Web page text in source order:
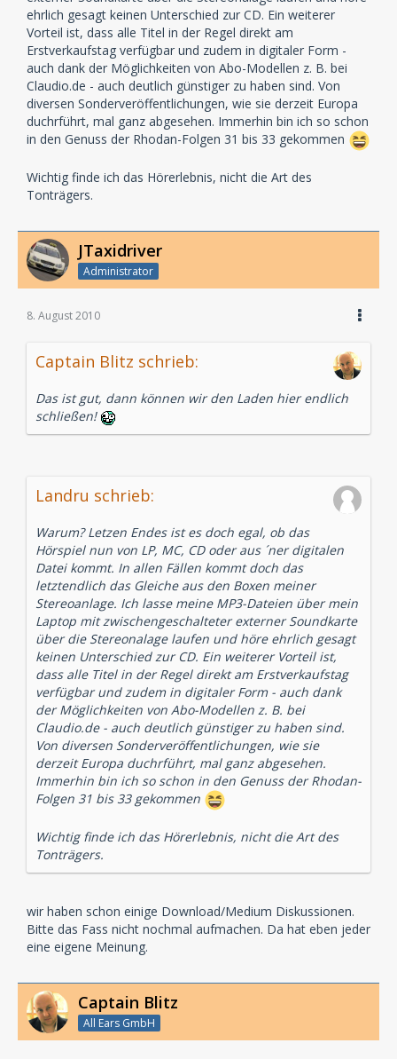
ehrlich gesagt keinen Unterschied zur CD. Ein weiterer
Vorteil ist, dass alle Titel in der Regel direkt am
Erstverkaufstag verfügbar und zudem in digitaler Form -
auch dank der Möglichkeiten von Abo-Modellen z. B. bei
Claudio.de - auch deutlich günstiger zu haben sind. Von
diversen Sonderveröffentlichungen, wie sie derzeit Europa
duchrführt, mal ganz abgesehen. Immerhin bin ich so schon
in den Genuss der Rhodan-Folgen 31 bis 33 gekommen
Wichtig finde ich das Hörerlebnis, nicht die Art des
Tonträgers.
JTaxidriver
Administrator
8. August 2010
Captain Blitz schrieb:
Das ist gut, dann können wir den Laden hier endlich
schließen!
Landru schrieb:
Warum? Letzen Endes ist es doch egal, ob das
Hörspiel nun von LP, MC, CD oder aus ´ner digitalen
Datei kommt. In allen Fällen kommt doch das
letztendlich das Gleiche aus den Boxen meiner
Stereoanlage. Ich lasse meine MP3-Dateien über mein
Laptop mit zwischengeschalteter externer Soundkarte
über die Stereonalage laufen und höre ehrlich gesagt
keinen Unterschied zur CD. Ein weiterer Vorteil ist,
dass alle Titel in der Regel direkt am Erstverkaufstag
verfügbar und zudem in digitaler Form - auch dank
der Möglichkeiten von Abo-Modellen z. B. bei
Claudio.de - auch deutlich günstiger zu haben sind.
Von diversen Sonderveröffentlichungen, wie sie
derzeit Europa duchrführt, mal ganz abgesehen.
Immerhin bin ich so schon in den Genuss der Rhodan-
Folgen 31 bis 33 gekommen
Wichtig finde ich das Hörerlebnis, nicht die Art des
Tonträgers.
wir haben schon einige Download/Medium Diskussionen.
Bitte das Fass nicht nochmal aufmachen. Da hat eben jeder
eine eigene Meinung.
Captain Blitz
All Ears GmbH